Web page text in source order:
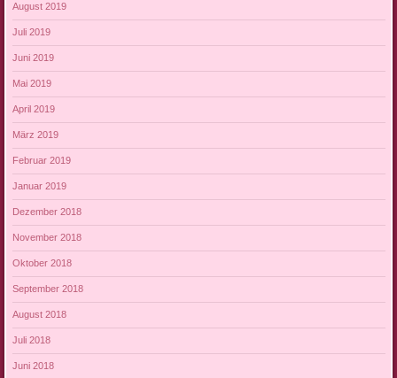
August 2019
Juli 2019
Juni 2019
Mai 2019
April 2019
März 2019
Februar 2019
Januar 2019
Dezember 2018
November 2018
Oktober 2018
September 2018
August 2018
Juli 2018
Juni 2018